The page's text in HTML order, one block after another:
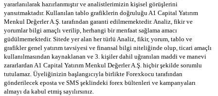
yararlanılarak hazırlanmıştır ve analistlerimizin kişisel görüşlerini
yansıtmaktadır. Kullanılan tablo grafiklerin doğruluğu A1 Capital Yatırım
Menkul Değerler A.Ş. tarafından garanti edilmemektedir. Analiz, fikir ve
yorumlar bilgi amaçlı verilip, herhangi bir menfaat sağlama amacı
güdülmemektedir. Sitede yer alan her türlü Analiz, fikir, yorum, tablo ve
grafikler genel yatırım tavsiyesi ve finansal bilgi niteliğinde olup, ticari amaçlı
kullanılmasından kaynaklanan ve 3. kişiler dahil uğranılan maddi ve manevi
zararlardan A1 Capital Yatırım Menkul Değerler A.Ş. hiçbir şekilde sorumlu
tutulamaz. Üyeliğinizin başlangıcıyla birlikte Forexkocu tarafından
gönderilecek eposta ve SMS şeklindeki forex bültenleri ve kampanyaları
almayı da kabul etmiş sayılırsınız.